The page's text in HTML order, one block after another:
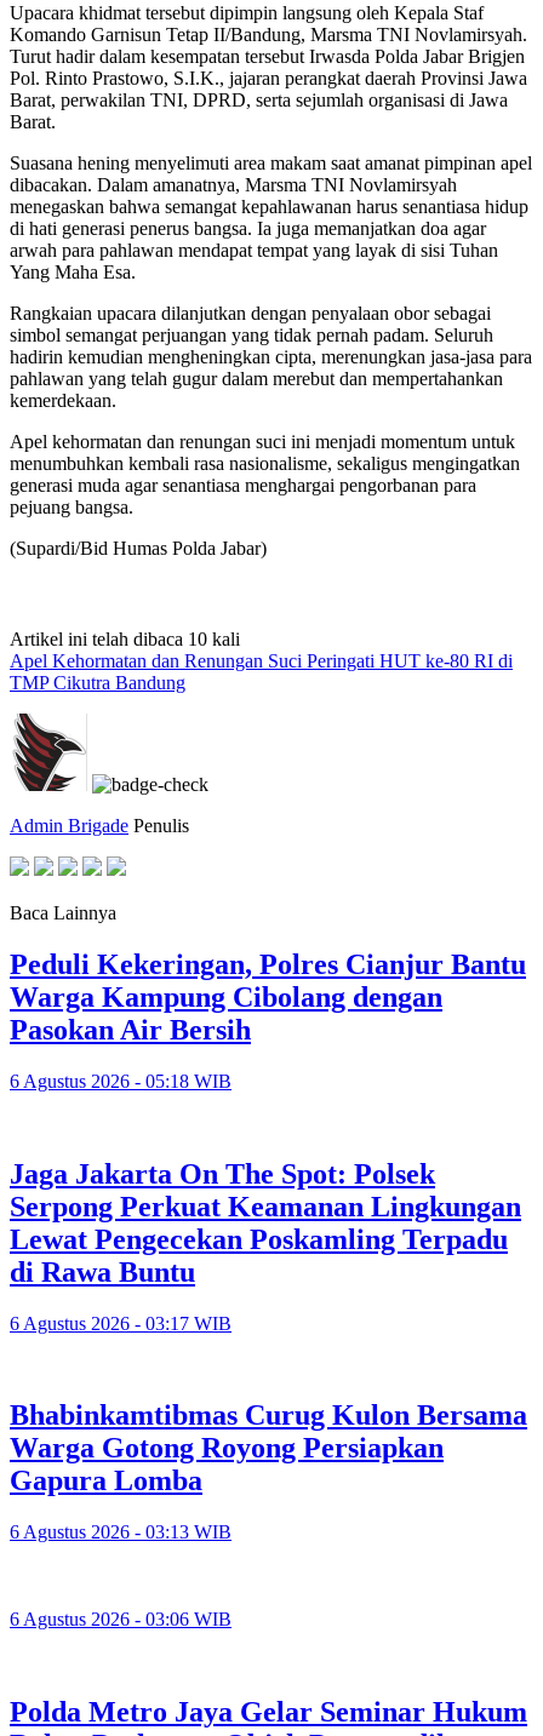
Upacara khidmat tersebut dipimpin langsung oleh Kepala Staf
Komando Garnisun Tetap II/Bandung, Marsma TNI Novlamirsyah.
Turut hadir dalam kesempatan tersebut Irwasda Polda Jabar Brigjen
Pol. Rinto Prastowo, S.I.K., jajaran perangkat daerah Provinsi Jawa
Barat, perwakilan TNI, DPRD, serta sejumlah organisasi di Jawa
Barat.
Suasana hening menyelimuti area makam saat amanat pimpinan apel
dibacakan. Dalam amanatnya, Marsma TNI Novlamirsyah
menegaskan bahwa semangat kepahlawanan harus senantiasa hidup
di hati generasi penerus bangsa. Ia juga memanjatkan doa agar
arwah para pahlawan mendapat tempat yang layak di sisi Tuhan
Yang Maha Esa.
Rangkaian upacara dilanjutkan dengan penyalaan obor sebagai
simbol semangat perjuangan yang tidak pernah padam. Seluruh
hadirin kemudian mengheningkan cipta, merenungkan jasa-jasa para
pahlawan yang telah gugur dalam merebut dan mempertahankan
kemerdekaan.
Apel kehormatan dan renungan suci ini menjadi momentum untuk
menumbuhkan kembali rasa nasionalisme, sekaligus mengingatkan
generasi muda agar senantiasa menghargai pengorbanan para
pejuang bangsa.
(Supardi/Bid Humas Polda Jabar)
Artikel ini telah dibaca 10 kali
Apel Kehormatan dan Renungan Suci Peringati HUT ke-80 RI di
TMP Cikutra Bandung
Admin Brigade Penulis
Baca Lainnya
Peduli Kekeringan, Polres Cianjur Bantu
Warga Kampung Cibolang dengan
Pasokan Air Bersih
6 Agustus 2026 - 05:18 WIB
Jaga Jakarta On The Spot: Polsek
Serpong Perkuat Keamanan Lingkungan
Lewat Pengecekan Poskamling Terpadu
di Rawa Buntu
6 Agustus 2026 - 03:17 WIB
Bhabinkamtibmas Curug Kulon Bersama
Warga Gotong Royong Persiapkan
Gapura Lomba
6 Agustus 2026 - 03:13 WIB
6 Agustus 2026 - 03:06 WIB
Polda Metro Jaya Gelar Seminar Hukum